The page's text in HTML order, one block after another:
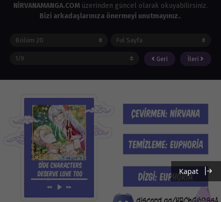
NİRVANAMANGA.COM üzerinden güncel olarak okuyabilirsiniz.
Bizi arkadaşlarınıza önermeyi unutmayınız..
Geri İleri
Kapat